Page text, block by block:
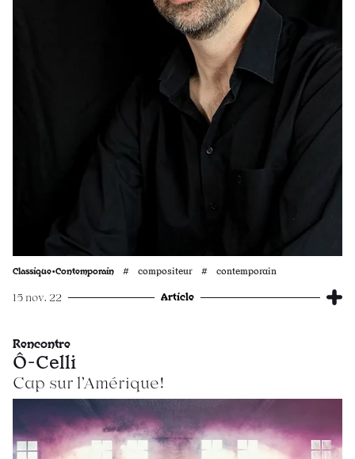
Classique•Contemporain # compositeur # contemporain
15 nov. 22 Article
Rencontre
Ô-Celli
Cap sur l’Amérique!